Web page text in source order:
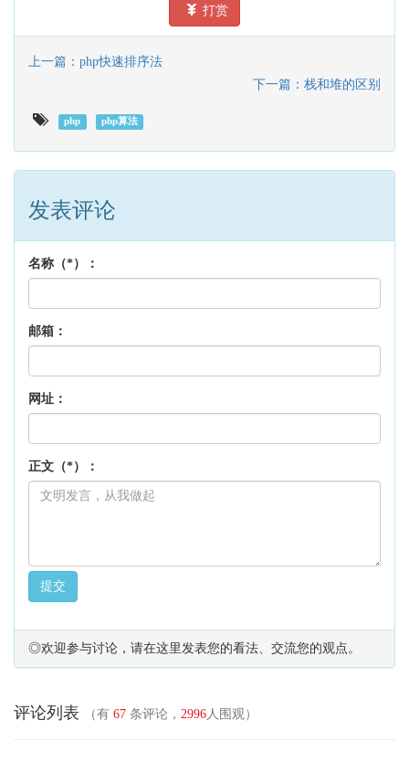
打赏
上一篇：php快速排序法
下一篇：栈和堆的区别
php php算法
发表评论
名称（*）：
邮箱：
网址：
正文（*）：
提交
◎欢迎参与讨论，请在这里发表您的看法、交流您的观点。
评论列表 （有 67 条评论， 2996 人围观）